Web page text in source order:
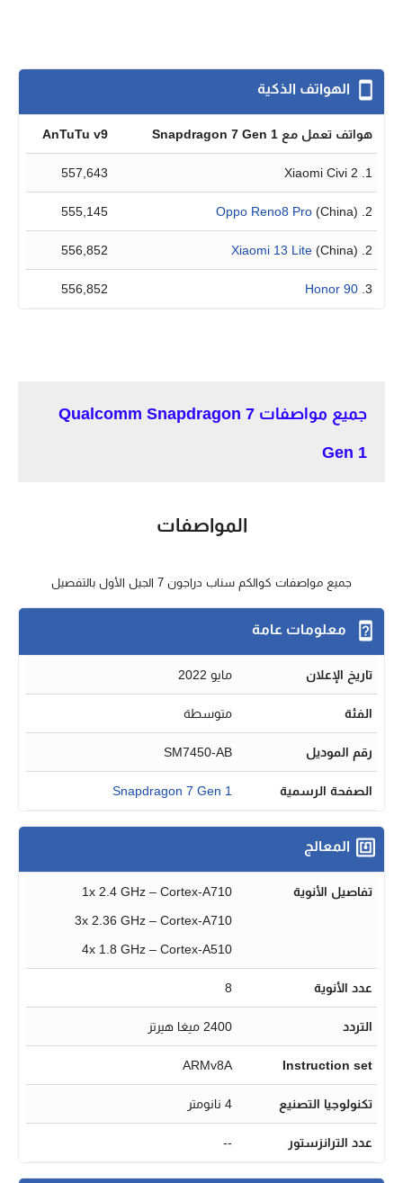
الهواتف الذكية
هواتف تعمل مع Snapdragon 7 Gen 1 AnTuTu v9
1. Xiaomi Civi 2
557,643
2.
Oppo Reno8 Pro (China)
555,145
2.
Xiaomi 13 Lite (China)
556,852
3.
Honor 90
556,852
جميع مواصفات Qualcomm Snapdragon 7
Gen 1
المواصفات
جميع مواصفات كوالكم سناب دراجون 7 الجيل الأول بالتفصيل
معلومات عامة
تاريخ الإعلان مايو 2022
الفئة متوسطة
رقم الموديل SM7450-AB
الصفحة الرسمية Snapdragon 7 Gen 1
المعالج
تفاصيل الأنوية
1x 2.4 GHz – Cortex-A710
3x 2.36 GHz – Cortex-A710
4x 1.8 GHz – Cortex-A510
عدد الأنوية 8
التردد 2400 ميغا هيرتز
Instruction set
ARMv8A
تكنولوجيا التصنيع 4 نانومتر
عدد الترانزستور --